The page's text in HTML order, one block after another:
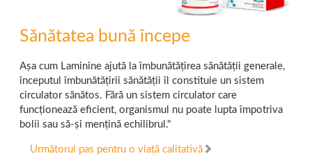
Sănătatea bună începe
Așa cum Laminine ajută la îmbunătățirea sănătății generale,
începutul îmbunătățirii sănătății îl constituie un sistem
circulator sănătos. Fără un sistem circulator care
funcționează eficient, organismul nu poate lupta împotriva
bolii sau să-și mențină echilibrul."
Următorul pas pentru o viață calitativă